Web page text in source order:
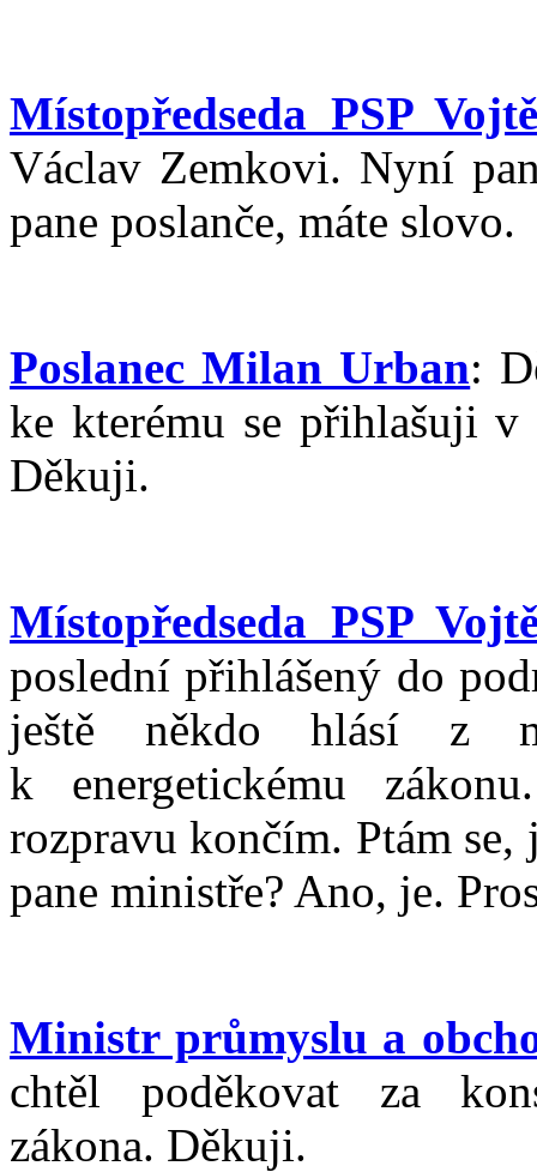
Místopředseda PSP
Václav Zemkovi. Nyní
pane poslanče, máte slovo.
Poslanec Milan Urban:
ke kterému se přihlašuji v
Děkuji.
Místopředseda PSP
poslední přihlášený do
ještě někdo hlásí z
k energetickému
rozpravu končím. Ptám se,
pane ministře? Ano, je.
Ministr průmyslu a
chtěl poděkovat za
zákona. Děkuji.